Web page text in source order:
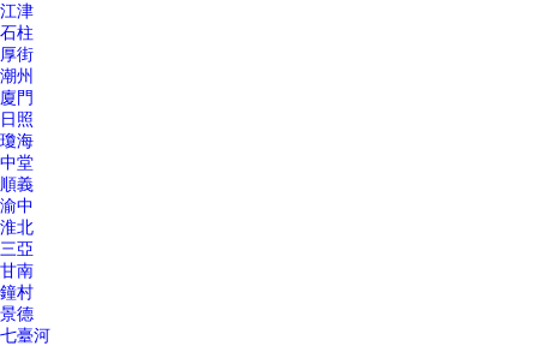
江津
石柱
厚街
潮州
廈門
日照
瓊海
中堂
順義
渝中
淮北
三亞
甘南
鐘村
景德
七臺河